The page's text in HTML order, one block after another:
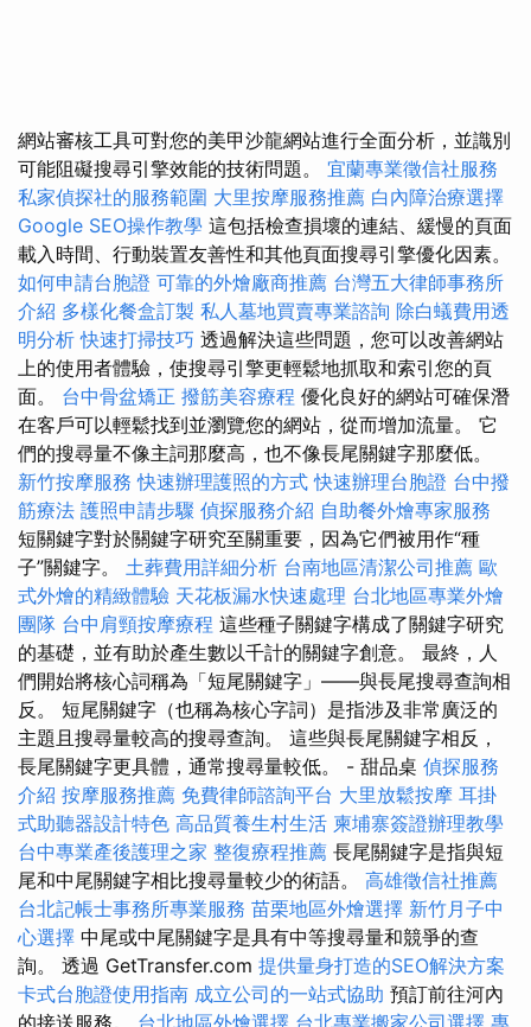
網站審核工具可對您的美甲沙龍網站進行全面分析，並識別
可能阻礙搜尋引擎效能的技術問題。 宜蘭專業徵信社服務
私家偵探社的服務範圍 大里按摩服務推薦 白內障治療選擇
Google SEO操作教學 這包括檢查損壞的連結、緩慢的頁面
載入時間、行動裝置友善性和其他頁面搜尋引擎優化因素。
如何申請台胞證 可靠的外燴廠商推薦 台灣五大律師事務所
介紹 多樣化餐盒訂製 私人墓地買賣專業諮詢 除白蟻費用透
明分析 快速打掃技巧 透過解決這些問題，您可以改善網站
上的使用者體驗，使搜尋引擎更輕鬆地抓取和索引您的頁
面。 台中骨盆矯正 撥筋美容療程 優化良好的網站可確保潛
在客戶可以輕鬆找到並瀏覽您的網站，從而增加流量。 它
們的搜尋量不像主詞那麼高，也不像長尾關鍵字那麼低。
新竹按摩服務快速辦理護照的方式 快速辦理台胞證 台中撥
筋療法 護照申請步驟 偵探服務介紹 自助餐外燴專家服務
短關鍵字對於關鍵字研究至關重要，因為它們被用作“種
子”關鍵字。 土葬費用詳細分析 台南地區清潔公司推薦 歐
式外燴的精緻體驗 天花板漏水快速處理 台北地區專業外燴
團隊 台中肩頸按摩療程 這些種子關鍵字構成了關鍵字研究
的基礎，並有助於產生數以千計的關鍵字創意。 最終，人
們開始將核心詞稱為「短尾關鍵字」——與長尾搜尋查詢相
反。 短尾關鍵字（也稱為核心字詞）是指涉及非常廣泛的
主題且搜尋量較高的搜尋查詢。 這些與長尾關鍵字相反，
長尾關鍵字更具體，通常搜尋量較低。 - 甜品桌 偵探服務
介紹 按摩服務推薦 免費律師諮詢平台 大里放鬆按摩 耳掛
式助聽器設計特色 高品質養生村生活 柬埔寨簽證辦理教學
台中專業產後護理之家 整復療程推薦 長尾關鍵字是指與短
尾和中尾關鍵字相比搜尋量較少的術語。 高雄徵信社推薦
台北記帳士事務所專業服務 苗栗地區外燴選擇 新竹月子中
心選擇 中尾或中尾關鍵字是具有中等搜尋量和競爭的查
詢。 透過 GetTransfer.com 提供量身打造的SEO解決方案
卡式台胞證使用指南 成立公司的一站式協助 預訂前往河內
的接送服務。 台北地區外燴選擇 台北專業搬家公司選擇 專